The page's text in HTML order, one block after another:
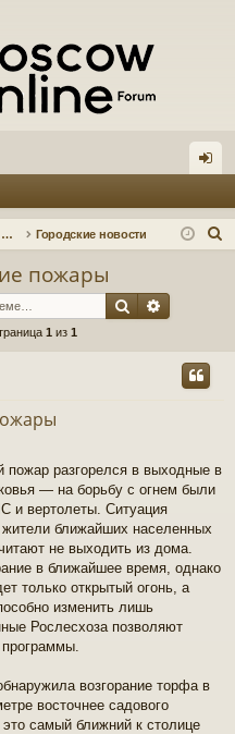
д
Информационные форумы Городские новости
пожары
Поиск
1 из 1
пожар разгорелся в выходные в
— на борьбу с огнем были
и вертолеты. Ситуация
ближайших населенных
не выходить из дома.
в ближайшее время, однако
только открытый огонь, а
изменить лишь
Рослесхоза позволяют
возгорание торфа в
восточнее садового
самый ближний к столице